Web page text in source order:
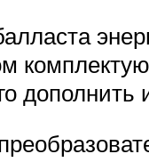
дополнить